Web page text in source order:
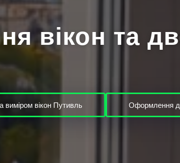
вікон та
виміром вікон Путивль Оформлення